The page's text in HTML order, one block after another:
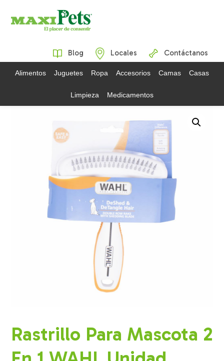
Blog Locales Contáctanos
Alimentos Juguetes Ropa Accesorios Camas Casas
Limpieza Medicamentos
Rastrillo Para Mascota 2